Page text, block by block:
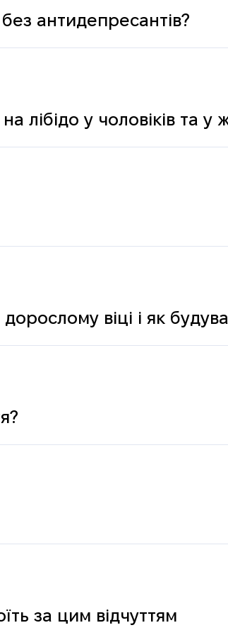
антидепресантів?
лібідо у чоловіків та у
віці і як
за цим відчуттям